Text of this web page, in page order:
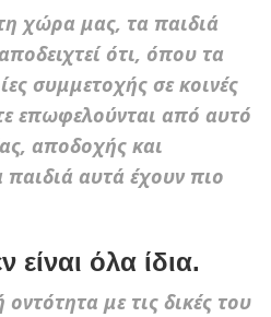
χώρα μας, τα παιδιά
ότι, όπου τα
συμμετοχής σε κοινές
επωφελούνται από αυτό
αποδοχής και
αυτά έχουν πιο
όλα ίδια.
με τις δικές του